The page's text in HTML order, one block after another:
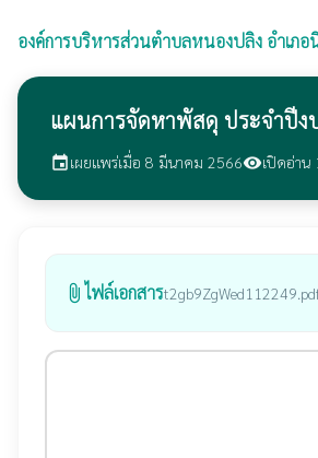
องค์การบริหารส่วนตำบลหนองปลิง อำเภ
แผนการจัดหาพัสดุ ประจำปี
eventเผยแพร่เมื่อ 8 มีนาคม 2566visibilityเปิดอ่าน
attach_file ไฟล์เอกสาร